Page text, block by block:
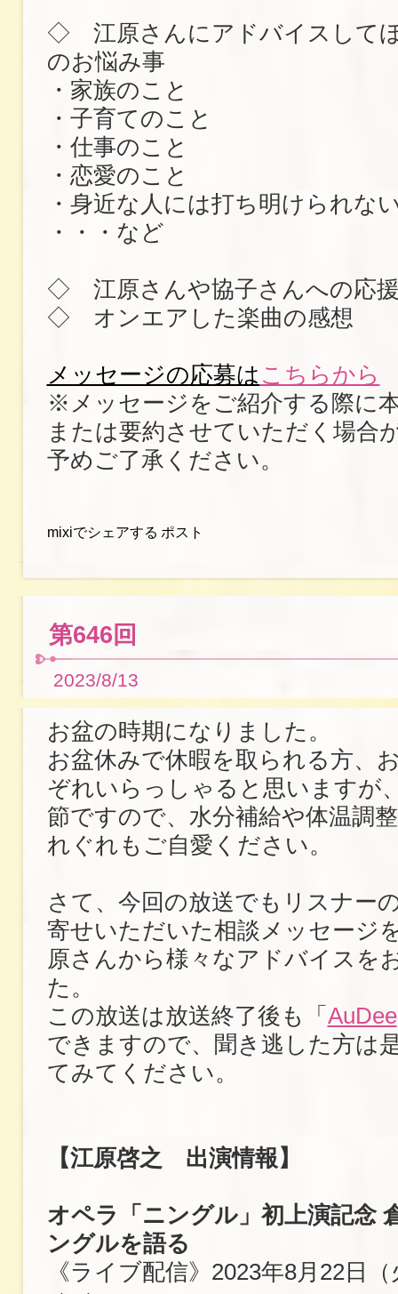
◇ 江原さんにアドバイスして
のお悩み事
・家族のこと
・子育てのこと
・仕事のこと
・恋愛のこと
・身近な人には打ち明けられな
・・・など
◇ 江原さんや協子さんへの応
◇ オンエアした楽曲の感想
メッセージの応募は こちらから
※メッセージをご紹介する際に
または要約させていただく場合
予めご了承ください。
mixiでシェアする ポスト
第646回
2023/8/13
お盆の時期になりました。
お盆休みで休暇を取られる方、
ぞれいらっしゃると思いますが
節ですので、水分補給や体温調
れぐれもご自愛ください。
さて、今回の放送でもリスナー
寄せいただいた相談メッセージ
原さんから様々なアドバイスを
た。
この放送は放送終了後も「 AuDee
できますので、聞き逃した方は
てみてください。
【江原啓之 出演情報】
オペラ「ニングル」初上演記念
ングルを語る
《ライブ配信》2023年8月22日